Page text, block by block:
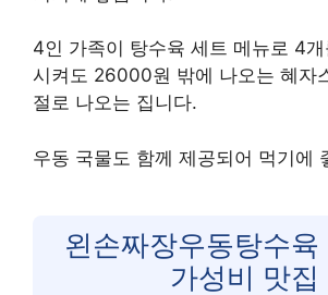
4인 가족이 탕수육 세트 메뉴로 4
시켜도 26000원 밖에 나오는 혜자
절로 나오는 집니다.
우동 국물도 함께 제공되어 먹기에
왼손짜장우동탕수
가성비 맛집